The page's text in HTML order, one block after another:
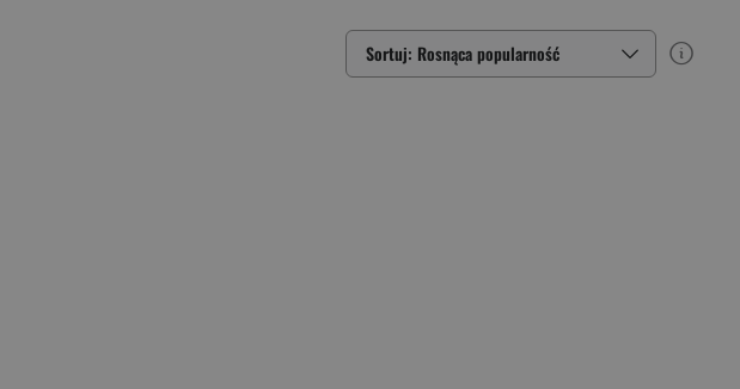
Sortuj: Rosnąca popularność